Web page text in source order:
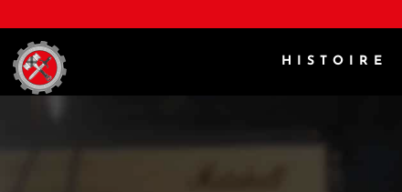
HISTOIRE